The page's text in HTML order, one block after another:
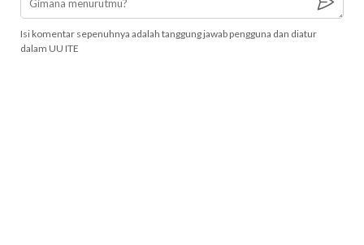
Isi komentar sepenuhnya adalah tanggung jawab pengguna dan diatur
dalam UU ITE